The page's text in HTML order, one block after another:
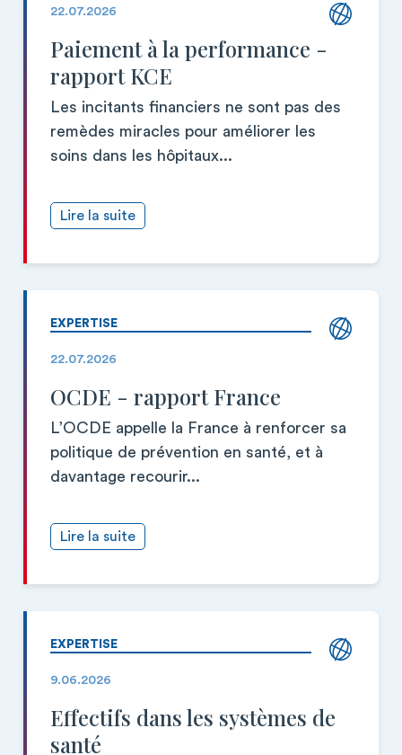
22.07.2026
Paiement à la performance -
rapport KCE
Les incitants financiers ne sont pas des
remèdes miracles pour améliorer les
soins dans les hôpitaux...
Lire la suite
EXPERTISE
22.07.2026
OCDE - rapport France
L’OCDE appelle la France à renforcer sa
politique de prévention en santé, et à
davantage recourir...
Lire la suite
EXPERTISE
9.06.2026
Effectifs dans les systèmes de
santé